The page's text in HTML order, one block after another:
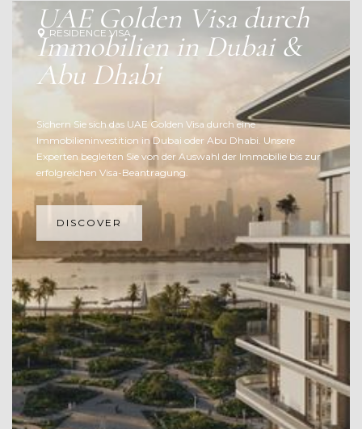
RESIDENCE VISA
UAE Golden Visa durch
Immobilien in Dubai &
Abu Dhabi
Sichern Sie sich das UAE Golden Visa durch eine
Immobilieninvestition in Dubai oder Abu Dhabi. Unsere
Experten begleiten Sie von der Auswahl der Immobilie bis zur
erfolgreichen Visa-Beantragung.
DISCOVER